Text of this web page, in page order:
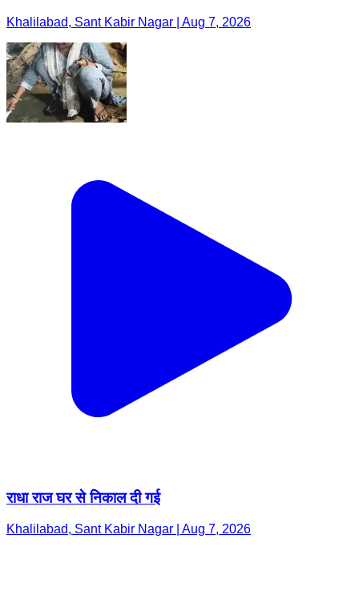
Khalilabad, Sant Kabir Nagar | Aug 7, 2026
राधा राज घर से निकाल दी गई
Khalilabad, Sant Kabir Nagar | Aug 7, 2026